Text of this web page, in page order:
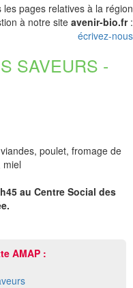
pages relatives à la région
à notre site avenir-bio.fr:
écrivez-nous
SAVEURS -
poulet, fromage de
miel
au Centre Social des
AMAP :